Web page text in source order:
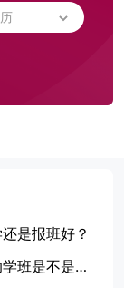
是报班好？
不是更好？